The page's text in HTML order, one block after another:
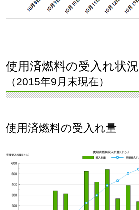
使用済燃料の受入れ状況
（2015年9月末現在）
使用済燃料の受入れ量